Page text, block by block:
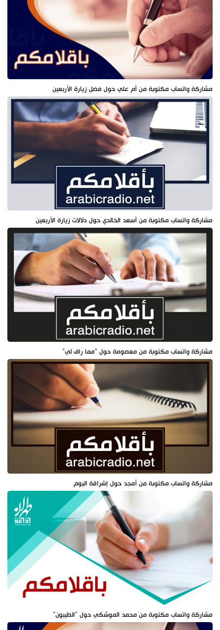
مشاركة واتساب مكتوبة من أم علي حول فضل زيارة الأربعين
مشاركة واتساب مكتوبة من أسعد الخالدي حول دلالات زيارة الأربعين
مشاركة واتساب مكتوبة من معصومة حول "مما راق لي"
مشاركة واتساب مكتوبة من أمجد حول إشراقة اليوم
مشاركة واتساب مكتوبة من محمد الموشكي حول "الطيبون"